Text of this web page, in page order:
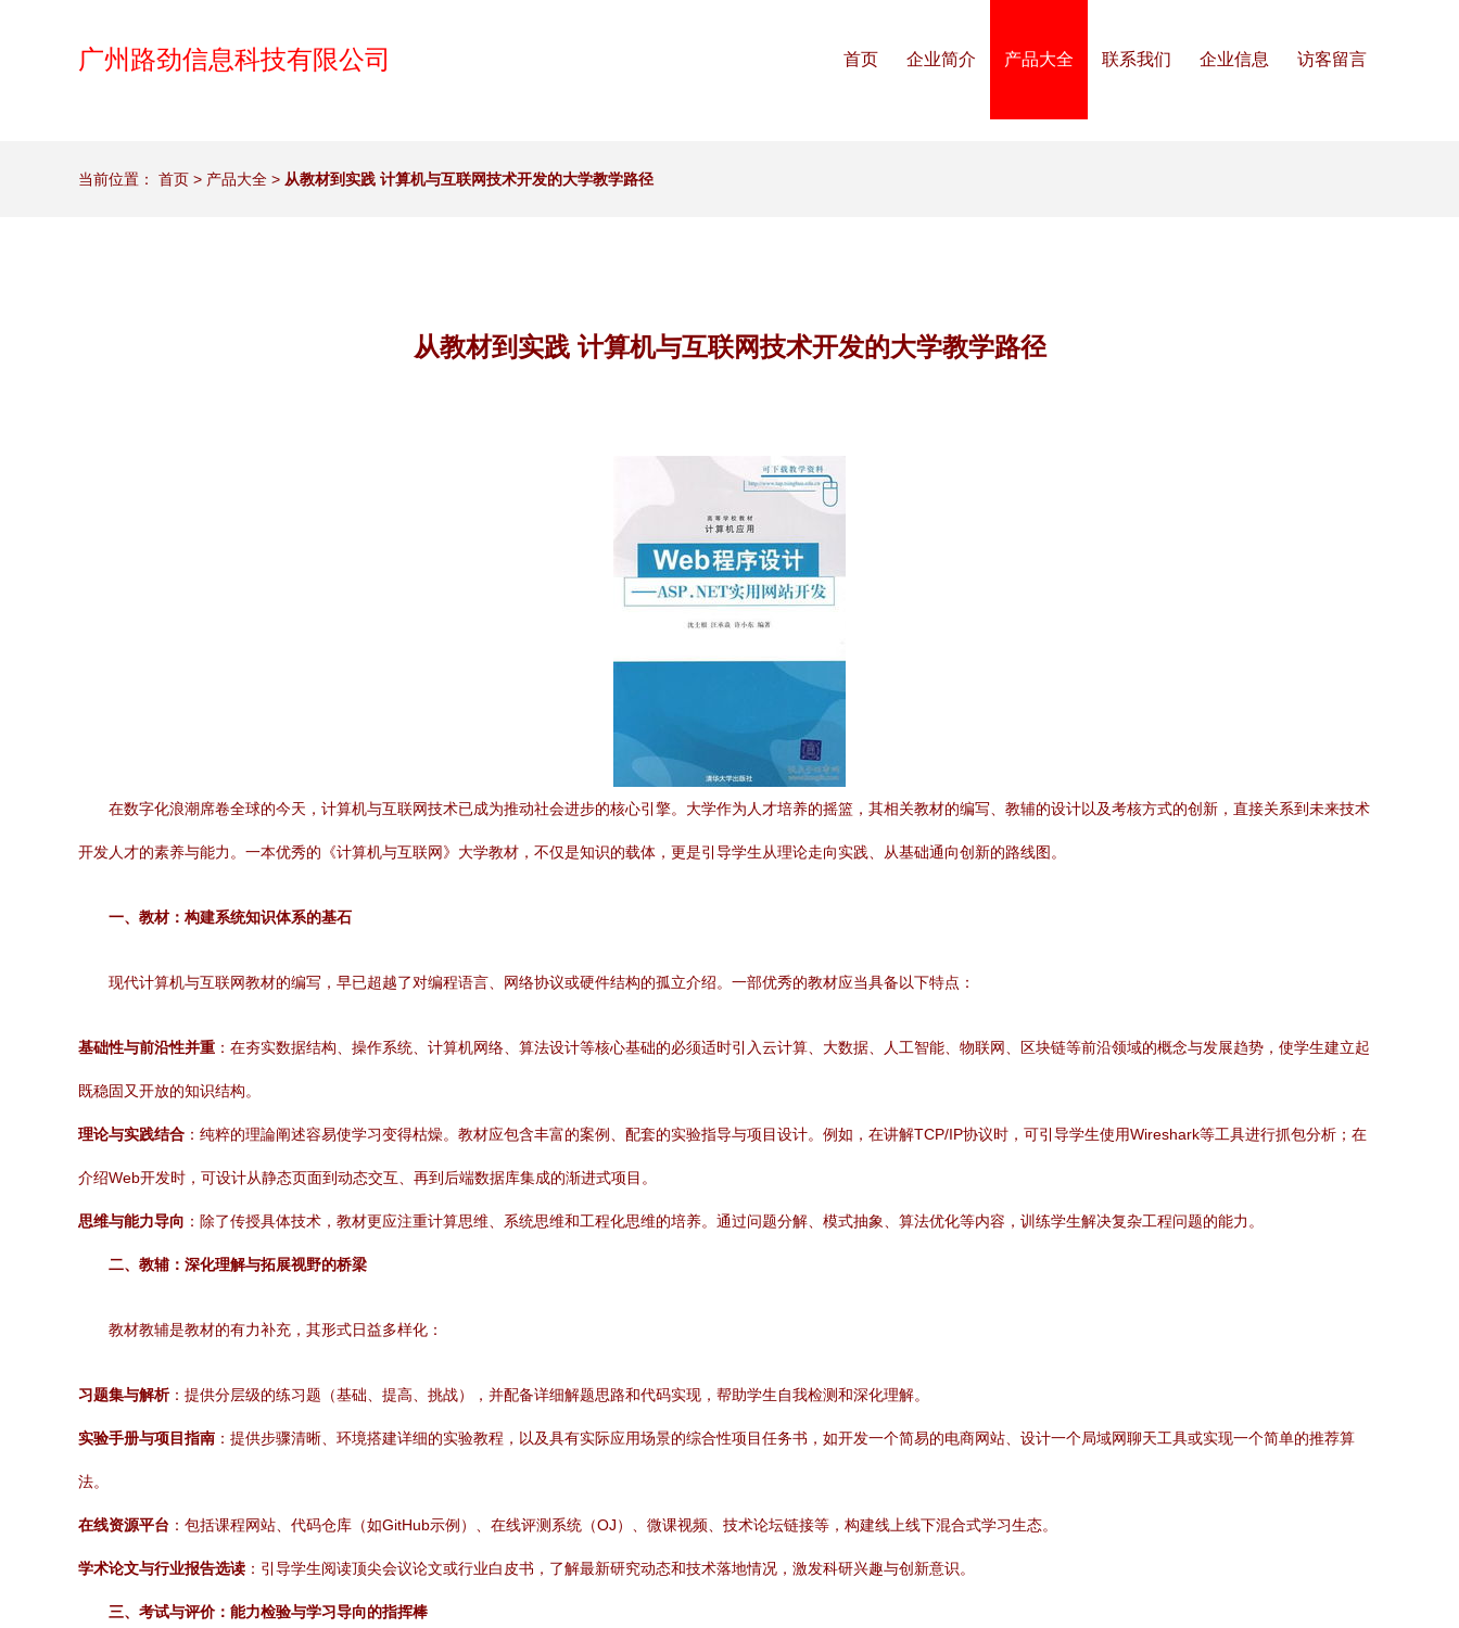
广州路劲信息科技有限公司 首页 企业简介 产品大全 联系我们 企业信息 访客留言
当前位置： 首页 > 产品大全 > 从教材到实践 计算机与互联网技术开发的大学教学路径
从教材到实践 计算机与互联网技术开发的大学教学路径
在数字化浪潮席卷全球的今天，计算机与互联网技术已成为推动社会进步的核心引擎。大学作为人才培养的摇篮，其相关教材的编写、教辅的设计以及考核方式的创新，直接关系到未来技术
开发人才的素养与能力。一本优秀的《计算机与互联网》大学教材，不仅是知识的载体，更是引导学生从理论走向实践、从基础通向创新的路线图。
一、教材：构建系统知识体系的基石
现代计算机与互联网教材的编写，早已超越了对编程语言、网络协议或硬件结构的孤立介绍。一部优秀的教材应当具备以下特点：
基础性与前沿性并重 ：在夯实数据结构、操作系统、计算机网络、算法设计等核心基础的必须适时引入云计算、大数据、人工智能、物联网、区块链等前沿领域的概念与发展趋势，使学生建立起
既稳固又开放的知识结构。
理论与实践结合 ：纯粹的理論阐述容易使学习变得枯燥。教材应包含丰富的案例、配套的实验指导与项目设计。例如，在讲解TCP/IP协议时，可引导学生使用Wireshark等工具进行抓包分析；在
介绍Web开发时，可设计从静态页面到动态交互、再到后端数据库集成的渐进式项目。
思维与能力导向 ：除了传授具体技术，教材更应注重计算思维、系统思维和工程化思维的培养。通过问题分解、模式抽象、算法优化等内容，训练学生解决复杂工程问题的能力。
二、教辅：深化理解与拓展视野的桥梁
教材教辅是教材的有力补充，其形式日益多样化：
习题集与解析：提供分层级的练习题（基础、提高、挑战），并配备详细解题思路和代码实现，帮助学生自我检测和深化理解。
实验手册与项目指南 ：提供步骤清晰、环境搭建详细的实验教程，以及具有实际应用场景的综合性项目任务书，如开发一个简易的电商网站、设计一个局域网聊天工具或实现一个简单的推荐算
法。
在线资源平台 ：包括课程网站、代码仓库（如GitHub示例）、在线评测系统（OJ）、微课视频、技术论坛链接等，构建线上线下混合式学习生态。
学术论文与行业报告选读 ：引导学生阅读顶尖会议论文或行业白皮书，了解最新研究动态和技术落地情况，激发科研兴趣与创新意识。
三、考试与评价：能力检验与学习导向的指挥棒